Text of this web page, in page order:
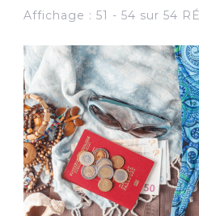
Affichage : 51 - 54 sur 54